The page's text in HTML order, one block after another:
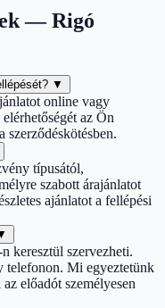
— Rigó
▼
online vagy
az Ön
szerződéskötésben.
típusától,
szabott árajánlatot
ajánlatot a fellépési
keresztül szervezheti.
telefonon. Mi egyeztetünk
előadót személyesen